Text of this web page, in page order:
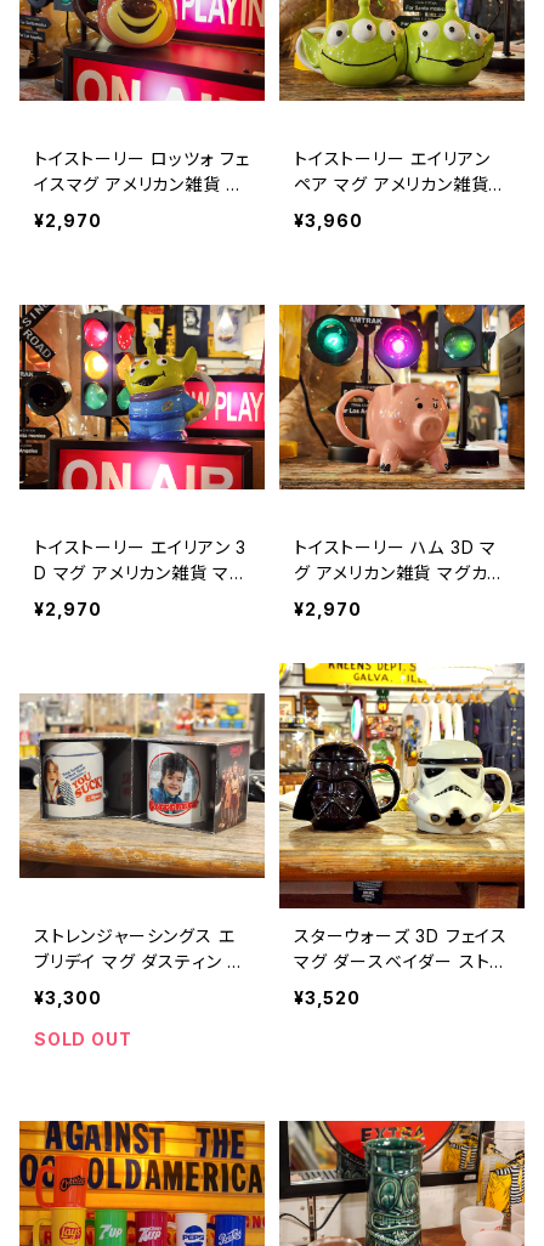
トイストーリー ロッツォ フェ
イスマグ アメリカン雑貨 マ
グカップ ディズニー ピクサ
ー / TOY STORY LOTSO
¥2,970
トイストーリー エイリアン
ペア マグ アメリカン雑貨
マグカップ / TOY STORY
PAIR MUG【B316】
¥3,960
トイストーリー エイリアン 3
D マグ アメリカン雑貨 マグ
カップ / TOY STORY ALI
EN 3D MUG【B315】
¥2,970
トイストーリー ハム 3D マ
グ アメリカン雑貨 マグカッ
プ / TOY STORY HAMM
3D MUG【B314】
¥2,970
ストレンジャーシングス エ
ブリデイ マグ ダスティン &
ロビン アメリカン雑貨 マグ
カップ / STRANGER THIN
GS EVERY DAY MUG DU
¥3,300
SOLD OUT
スターウォーズ 3D フェイス
マグ ダースベイダー ストー
ムトルーパー 映画 アメリカ
ン雑貨 ギフト / STAR WA
¥3,520